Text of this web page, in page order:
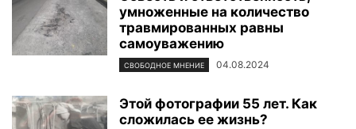
ФОТОРЕПОРТАЖ ЦЕНТР ИСЛАМСКОЙ ЦИВИЛИЗАЦИИ ЭКОЛОГИЯ
ЭКОНОМИКА И БИЗНЕС
умноженные на количество
травмированных равны
самоуважению
СВОБОДНОЕ МНЕНИЕ 04.08.2024
Этой фотографии 55 лет. Как
сложилась ее жизнь?